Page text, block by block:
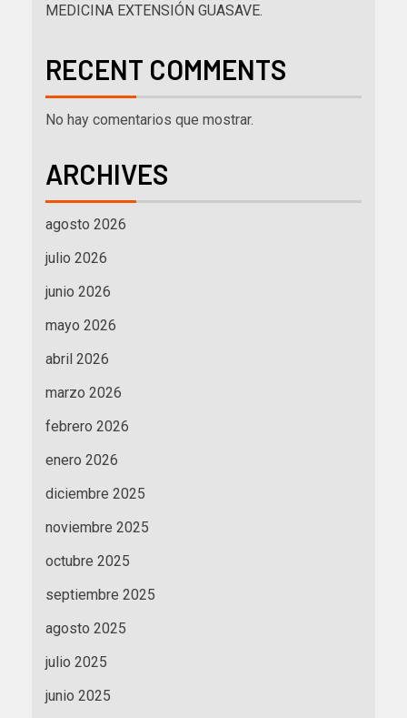
MEDICINA EXTENSIÓN GUASAVE.
RECENT COMMENTS
No hay comentarios que mostrar.
ARCHIVES
agosto 2026
julio 2026
junio 2026
mayo 2026
abril 2026
marzo 2026
febrero 2026
enero 2026
diciembre 2025
noviembre 2025
octubre 2025
septiembre 2025
agosto 2025
julio 2025
junio 2025